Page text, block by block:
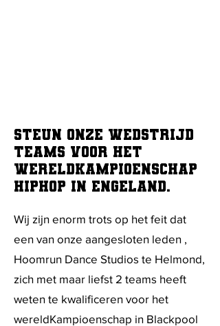
Steun onze wedstrijd
teams voor het
Wereldkampioenschap
Hiphop in Engeland.
Wij zijn enorm trots op het feit dat
een van onze aangesloten leden ,
Hoomrun Dance Studios te Helmond,
zich met maar liefst 2 teams heeft
weten te kwalificeren voor het
wereldKampioenschap in Blackpool